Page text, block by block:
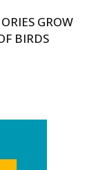
GROW
BIRDS